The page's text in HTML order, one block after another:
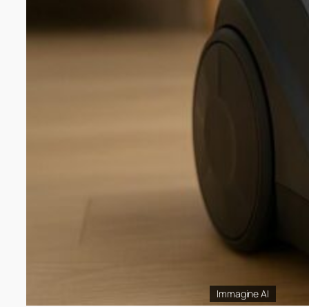
Immagine AI